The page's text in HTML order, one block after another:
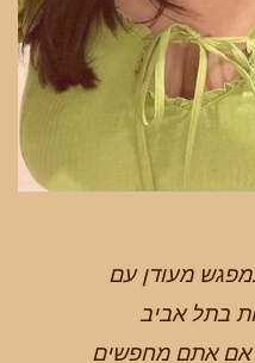
מעודן עם
בתל אביב
אם אתם מחפשים